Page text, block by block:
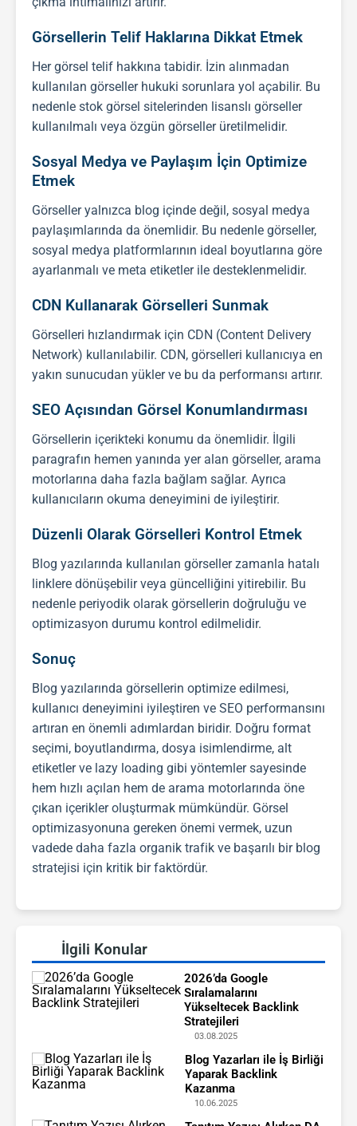
Görsellerin Telif Haklarına Dikkat Etmek
Her görsel telif hakkına tabidir. İzin alınmadan
kullanılan görseller hukuki sorunlara yol açabilir. Bu
nedenle stok görsel sitelerinden lisanslı görseller
kullanılmalı veya özgün görseller üretilmelidir.
Sosyal Medya ve Paylaşım İçin Optimize
Etmek
Görseller yalnızca blog içinde değil, sosyal medya
paylaşımlarında da önemlidir. Bu nedenle görseller,
sosyal medya platformlarının ideal boyutlarına göre
ayarlanmalı ve meta etiketler ile desteklenmelidir.
CDN Kullanarak Görselleri Sunmak
Görselleri hızlandırmak için CDN (Content Delivery
Network) kullanılabilir. CDN, görselleri kullanıcıya en
yakın sunucudan yükler ve bu da performansı artırır.
SEO Açısından Görsel Konumlandırması
Görsellerin içerikteki konumu da önemlidir. İlgili
paragrafın hemen yanında yer alan görseller, arama
motorlarına daha fazla bağlam sağlar. Ayrıca
kullanıcıların okuma deneyimini de iyileştirir.
Düzenli Olarak Görselleri Kontrol Etmek
Blog yazılarında kullanılan görseller zamanla hatalı
linklere dönüşebilir veya güncelliğini yitirebilir. Bu
nedenle periyodik olarak görsellerin doğruluğu ve
optimizasyon durumu kontrol edilmelidir.
Sonuç
Blog yazılarında görsellerin optimize edilmesi,
kullanıcı deneyimini iyileştiren ve SEO performansını
artıran en önemli adımlardan biridir. Doğru format
seçimi, boyutlandırma, dosya isimlendirme, alt
etiketler ve lazy loading gibi yöntemler sayesinde
hem hızlı açılan hem de arama motorlarında öne
çıkan içerikler oluşturmak mümkündür. Görsel
optimizasyonuna gereken önemi vermek, uzun
vadede daha fazla organik trafik ve başarılı bir blog
stratejisi için kritik bir faktördür.
İlgili Konular
2026’da Google
Sıralamalarını
Yükseltecek Backlink
Stratejileri
03.08.2025
Blog Yazarları ile İş Birliği
Yaparak Backlink
Kazanma
10.06.2025